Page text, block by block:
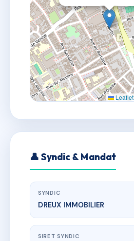
Leaflet
👤 Syndic & Mandat
SYNDIC
DREUX IMMOBILIER
SIRET SYNDIC